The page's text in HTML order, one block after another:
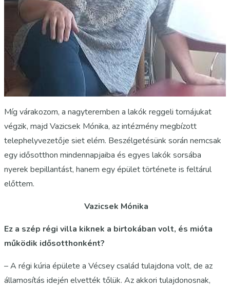
Míg várakozom, a nagyteremben a lakók reggeli tornájukat
végzik, majd Vazicsek Mónika, az intézmény megbízott
telephelyvezetője siet elém. Beszélgetésünk során nemcsak
egy idősotthon mindennapjaiba és egyes lakók sorsába
nyerek bepillantást, hanem egy épület története is feltárul
előttem.
Vazicsek Mónika
Ez a szép régi villa kiknek a birtokában volt, és mióta
működik idősotthonként?
– A régi kúria épülete a Vécsey család tulajdona volt, de az
államosítás idején elvették tőlük. Az akkori tulajdonosnak,